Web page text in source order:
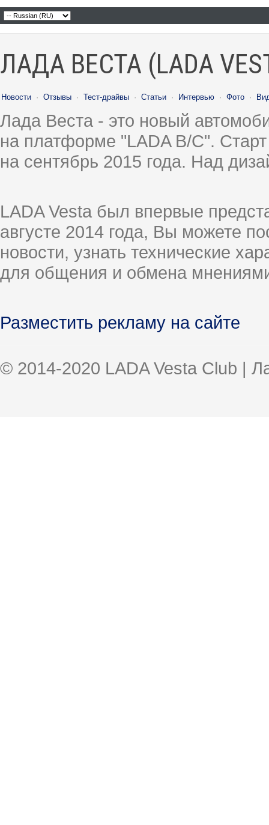
ЛАДА ВЕСТА (LADA
Новости · Отзывы · Тест-драйвы · Статьи · Интервью · Фото ·
Лада Веста - это новый
на платформе "LADA B/C".
на сентябрь 2015 года. Над
LADA Vesta был впервые
августе 2014 года, Вы можете
новости, узнать технические
для общения и обмена
Разместить рекламу на сайте
© 2014-2020 LADA Vesta Club |